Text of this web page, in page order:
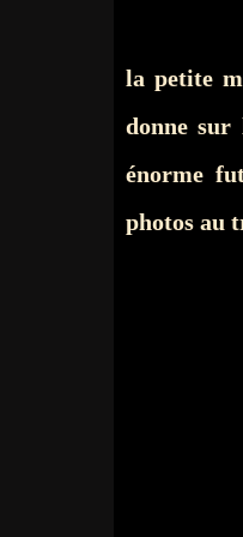
la petite
donne
énorme
photos au